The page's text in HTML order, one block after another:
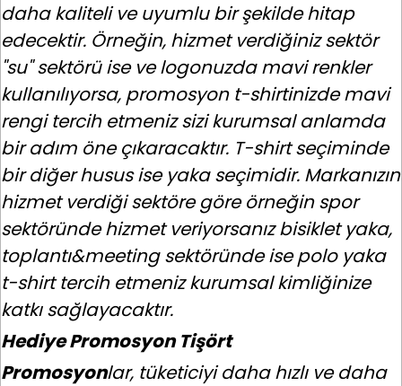
daha kaliteli ve uyumlu bir şekilde hitap
edecektir. Örneğin, hizmet verdiğiniz sektör
"su" sektörü ise ve logonuzda mavi renkler
kullanılıyorsa, promosyon t-shirtinizde mavi
rengi tercih etmeniz sizi kurumsal anlamda
bir adım öne çıkaracaktır. T-shirt seçiminde
bir diğer husus ise yaka seçimidir. Markanızın
hizmet verdiği sektöre göre örneğin spor
sektöründe hizmet veriyorsanız bisiklet yaka,
toplantı&meeting sektöründe ise polo yaka
t-shirt tercih etmeniz kurumsal kimliğinize
katkı sağlayacaktır.
Hediye Promosyon Tişört
Promosyonlar, tüketiciyi daha hızlı ve daha